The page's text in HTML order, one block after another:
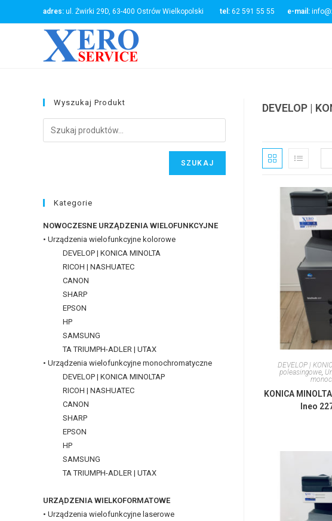
to
adres: ul. Żwirki 29D, 63-400 Ostrów Wielkopolski tel: 62 591 55 55 e-mail:
DEVELOP |
DEVELOP |
poleasingowe,
KONICA
Ineo
Wyszukaj Produkt
SZUKAJ
Kategorie
NOWOCZESNE URZĄDZENIA WIELOFUNKCYJNE
• Urządzenia wielofunkcyjne kolorowe
DEVELOP | KONICA MINOLTA
RICOH | NASHUATEC
CANON
SHARP
EPSON
HP
SAMSUNG
TA TRIUMPH-ADLER | UTAX
• Urządzenia wielofunkcyjne monochromatyczne
DEVELOP | KONICA MINOLTAP
RICOH | NASHUATEC
CANON
SHARP
EPSON
HP
SAMSUNG
TA TRIUMPH-ADLER | UTAX
URZĄDZENIA WIELKOFORMATOWE
• Urządzenia wielofunkcyjne laserowe